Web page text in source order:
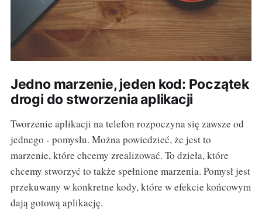
Jedno marzenie, jeden kod: Początek
drogi do stworzenia aplikacji
Tworzenie aplikacji na telefon rozpoczyna się zawsze od
jednego - pomysłu. Można powiedzieć, że jest to
marzenie, które chcemy zrealizować. To dzieła, które
chcemy stworzyć to także spełnione marzenia. Pomysł jest
przekuwany w konkretne kody, które w efekcie końcowym
dają gotową aplikację.